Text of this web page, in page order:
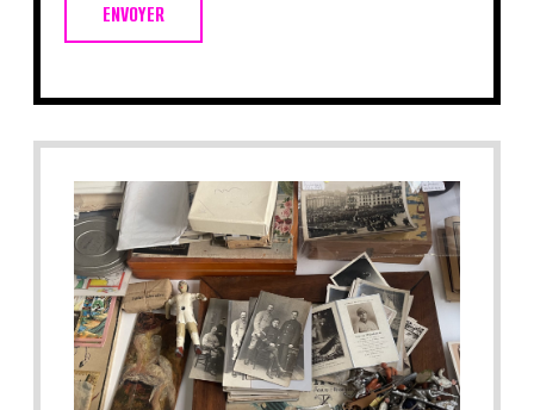
ENVOYER